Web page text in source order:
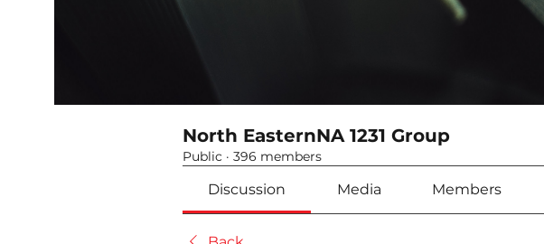
North EasternNA 1231 Group
Public · 396 members
Discussion Media Members